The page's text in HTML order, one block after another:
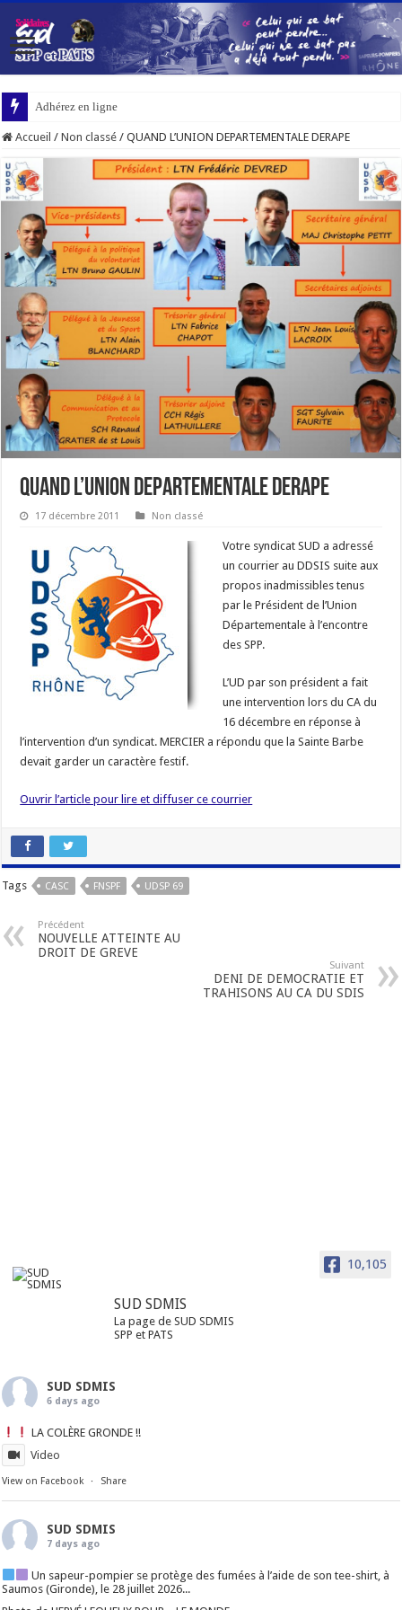
Adhérez en ligne
Accueil / Non classé / QUAND L’UNION DEPARTEMENTALE DERAPE
QUAND L’UNION DEPARTEMENTALE DERAPE
17 décembre 2011 Non classé
Votre syndicat SUD a adressé
un courrier au DDSIS suite aux
propos inadmissibles tenus
par le Président de l’Union
Départementale à l’encontre
des SPP.
L’UD par son président a fait
une intervention lors du CA du
16 décembre en réponse à
l’intervention d’un syndicat. MERCIER a répondu que la Sainte Barbe
devait garder un caractère festif.
Ouvrir l’article pour lire et diffuser ce courrier
Tags CASC FNSPF UDSP 69
Précédent
NOUVELLE ATTEINTE AU
DROIT DE GREVE
Suivant
DENI DE DEMOCRATIE ET
TRAHISONS AU CA DU SDIS
10,105
SUD SDMIS
La page de SUD SDMIS
SPP et PATS
SUD SDMIS
6 days ago
LA COLÈRE GRONDE !!
Video
View on Facebook · Share
SUD SDMIS
7 days ago
Un sapeur-pompier se protège des fumées à l’aide de son tee-shirt, à
Saumos (Gironde), le 28 juillet 2026...